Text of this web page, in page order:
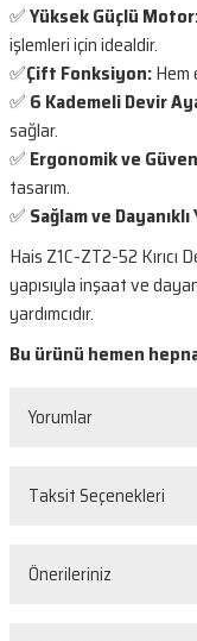
✅Yüksek Güçlü
işlemleri için idealdir.
✅Çift Fonksiyon:
✅ 6 Kademeli Devir
sağlar.
✅ Ergonomik ve
tasarım.
✅ Sağlam ve Dayanıklı
Hais Z1C-ZT2-52 Kırıcı
yapısıyla inşaat ve
yardımcıdır.
Bu ürünü hemen
Yorumlar
Taksit Seçenekleri
Önerileriniz